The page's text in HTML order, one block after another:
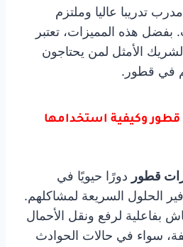
تدريبا عاليا وملتزم
بفضل هذه المميزات، تعتبر
الأمثل لمن يحتاجون
في قطور.
قطور وكيفية استخدامها
قطور دورًا حيويًا في
الحلول السريعة لمشاكلهم.
بفاعلية لرفع ونقل الأحمال
سواء في حالات الحوادث